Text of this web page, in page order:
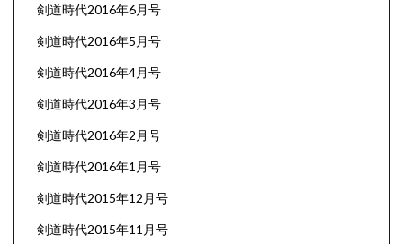
剣道時代2016年6月号
剣道時代2016年5月号
剣道時代2016年4月号
剣道時代2016年3月号
剣道時代2016年2月号
剣道時代2016年1月号
剣道時代2015年12月号
剣道時代2015年11月号